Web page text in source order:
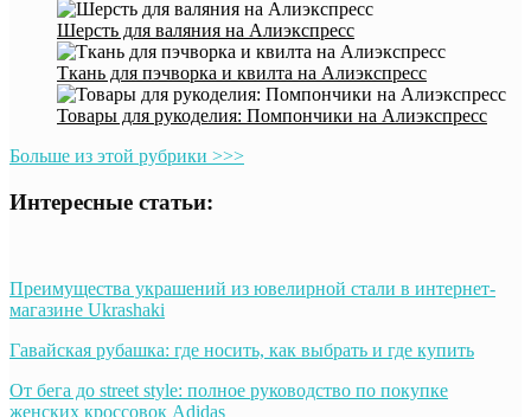
Шерсть для валяния на Алиэкспресс
Ткань для пэчворка и квилта на Алиэкспресс
Товары для рукоделия: Помпончики на Алиэкспресс
Больше из этой рубрики >>>
Интересные статьи:
Преимущества украшений из ювелирной стали в интернет-
магазине Ukrashaki
Гавайская рубашка: где носить, как выбрать и где купить
От бега до street style: полное руководство по покупке
женских кроссовок Adidas